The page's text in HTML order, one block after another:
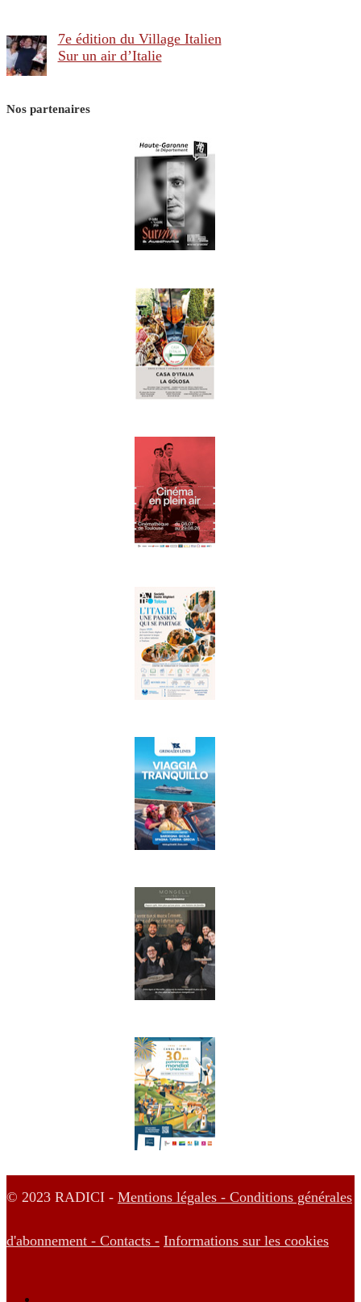
7e édition du Village Italien
Sur un air d’Italie
Nos partenaires
© 2023 RADICI - Mentions légales - Conditions générales
d'abonnement - Contacts - Informations sur les cookies